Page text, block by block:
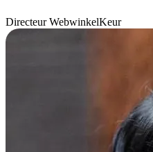
Directeur WebwinkelKeur